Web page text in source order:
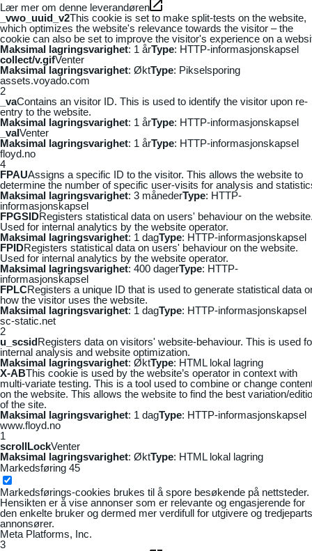
Lær mer om denne leverandøren
_vwo_uuid_v2This cookie is set to make split-tests on the website,
which optimizes the website's relevance towards the visitor – the
cookie can also be set to improve the visitor's experience on a
Maksimal lagringsvarighet: 1 årType: HTTP-informasjonskapsel
collect/v.gifVenter
Maksimal lagringsvarighet: ØktType: Pikselsporing
assets.voyado.com
2
_vaContains an visitor ID. This is used to identify the visitor upon re-
entry to the website.
Maksimal lagringsvarighet: 1 årType: HTTP-informasjonskapsel
_vaIVenter
Maksimal lagringsvarighet: 1 årType: HTTP-informasjonskapsel
floyd.no
4
FPAUAssigns a specific ID to the visitor. This allows the website to
determine the number of specific user-visits for analysis and
Maksimal lagringsvarighet: 3 månederType: HTTP-
informasjonskapsel
FPGSIDRegisters statistical data on users' behaviour on the
Used for internal analytics by the website operator.
Maksimal lagringsvarighet: 1 dagType: HTTP-informasjonskapsel
FPIDRegisters statistical data on users' behaviour on the website.
Used for internal analytics by the website operator.
Maksimal lagringsvarighet: 400 dagerType: HTTP-
informasjonskapsel
FPLCRegisters a unique ID that is used to generate statistical data
how the visitor uses the website.
Maksimal lagringsvarighet: 1 dagType: HTTP-informasjonskapsel
sc-static.net
2
u_scsidRegisters data on visitors' website-behaviour. This is used
internal analysis and website optimization.
Maksimal lagringsvarighet: ØktType: HTML lokal lagring
X-ABThis cookie is used by the website’s operator in context with
multi-variate testing. This is a tool used to combine or change
on the website. This allows the website to find the best variation/
of the site.
Maksimal lagringsvarighet: 1 dagType: HTTP-informasjonskapsel
www.floyd.no
1
scrollLockVenter
Maksimal lagringsvarighet: ØktType: HTML lokal lagring
Markedsføring 45
Markedsførings-cookies brukes til å spore besøkende på nettsteder.
Hensikten er å vise annonser som er relevante og engasjerende for
den enkelte bruker og dermed mer verdifull for utgivere og tredjeparts
annonsører.
Meta Platforms, Inc.
3